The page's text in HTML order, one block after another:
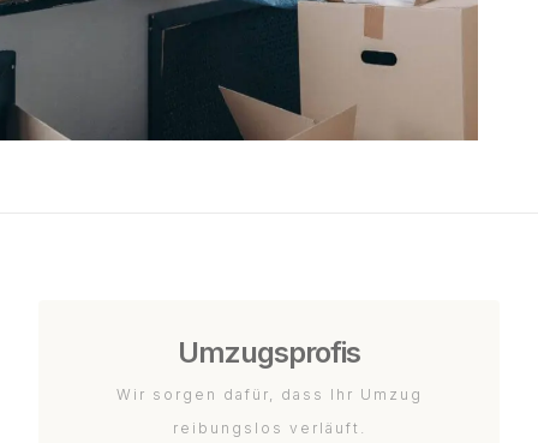
Umzugsprofis
Wir sorgen dafür, dass Ihr Umzug
reibungslos verläuft.